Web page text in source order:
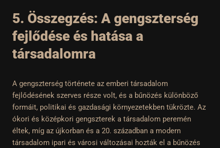
5. Összegzés: A gengszterség
fejlődése és hatása a
társadalomra
A gengszterség története az emberi társadalom
fejlődésének szerves része volt, és a bűnözés különböző
formáit, politikai és gazdasági környezetekben tükrözte. Az
ókori és középkori gengszterek a társadalom peremén
éltek, míg az újkorban és a 20. században a modern
társadalom ipari és városi változásai hozták el a bűnözés